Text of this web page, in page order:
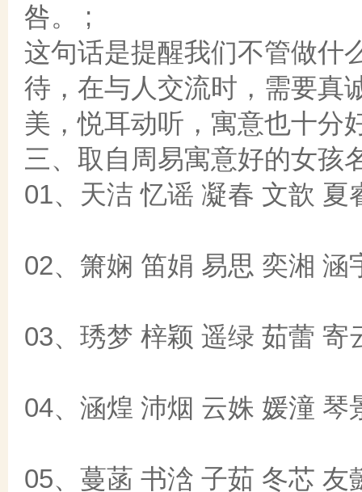
咎。 ;
这句话是提醒我们不管做什
待，在与人交流时，需要真
美，悦耳动听，寓意也十分
三、取自周易寓意好的女孩
01、天洁 忆谣 凝春 文歆 夏
02、箫娴 笛娟 易思 奕湘 涵
03、琇梦 梓颖 遥绿 茹蕾 寄
04、涵煌 沛烟 云姝 媛潼 琴
05、蔓菡 书浛 子茹 冬芯 友